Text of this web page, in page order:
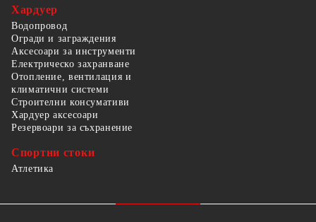
Хардуер
Водопровод
Огради и заграждения
Аксесоари за инструменти
Електрическо захранване
Отопление, вентилация и
климатични системи
Строителни консумативи
Хардуер аксесоари
Резервоари за съхранение
Спортни стоки
Атлетика